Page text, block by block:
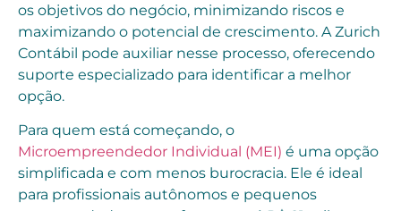
os objetivos do negócio, minimizando riscos e
maximizando o potencial de crescimento. A Zurich
Contábil pode auxiliar nesse processo, oferecendo
suporte especializado para identificar a melhor
opção.
Para quem está começando, o
Microempreendedor Individual (MEI) é uma opção
simplificada e com menos burocracia. Ele é ideal
para profissionais autônomos e pequenos